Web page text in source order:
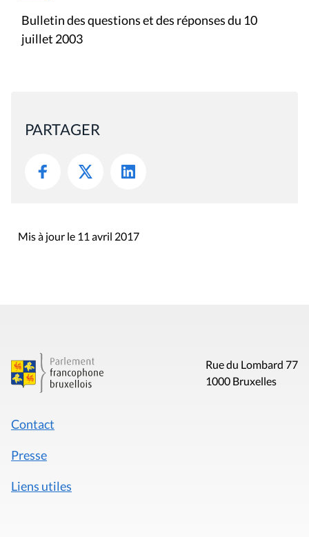
Bulletin des questions et des réponses du 10
juillet 2003
PARTAGER
Mis à jour le 11 avril 2017
Rue du Lombard 77
1000 Bruxelles
Contact
Presse
Liens utiles